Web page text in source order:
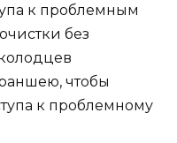
к проблемным
без
чтобы
к проблемному